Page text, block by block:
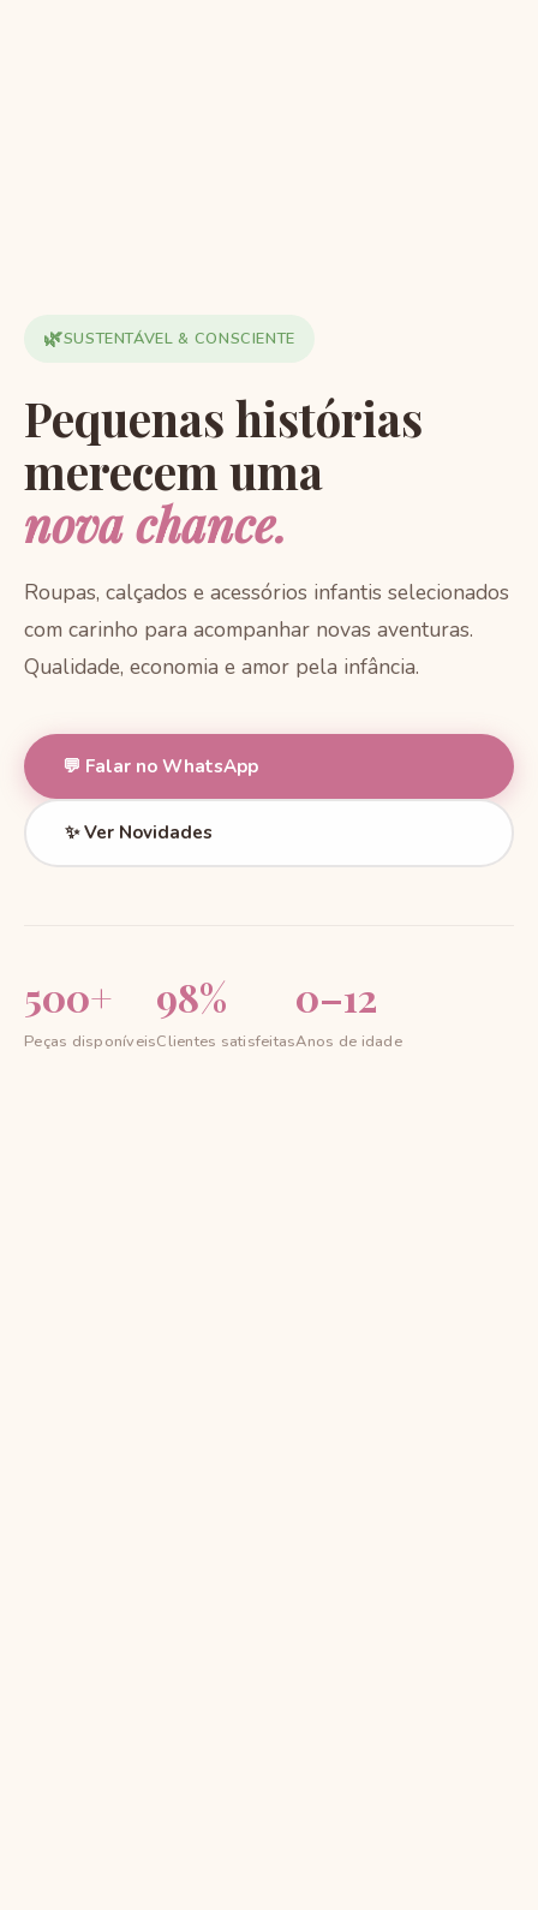
🌿SUSTENTÁVEL & CONSCIENTE
Pequenas histórias
merecem uma
nova chance.
Roupas, calçados e acessórios infantis selecionados
com carinho para acompanhar novas aventuras.
Qualidade, economia e amor pela infância.
💬 Falar no WhatsApp
✨ Ver Novidades
500+
Peças disponíveis
98%
Clientes satisfeitas
0–12
Anos de idade